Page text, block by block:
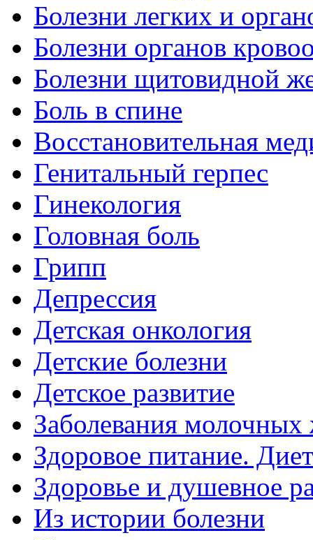
Болезни легких и
Болезни органов
Болезни щитовидной
Боль в спине
Восстановительная
Генитальный герпес
Гинекология
Головная боль
Грипп
Депрессия
Детская онкология
Детские болезни
Детское развитие
Заболевания молочных
Здоровое питание.
Здоровье и душевное
Из истории болезни